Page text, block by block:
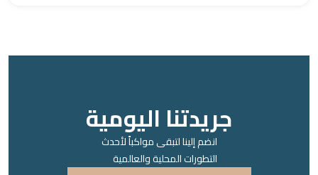
جريدتنا اليومية
انضم إلينا لتبقى مواكباً لأحدث
التطورات المحلية والعالمية